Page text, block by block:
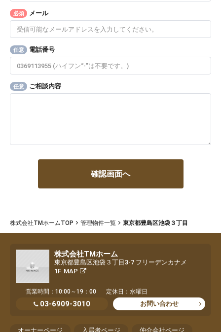
必須 メール
任意 電話番号
任意 ご相談内容
株式会社TMホームTOP 管理物件一覧 東京都豊島区池袋３丁目
株式会社TMホーム
東京都豊島区池袋３丁目3-7 フリーデンカナメ
1F MAP
営業時間：10:00～19：00 定休日：水曜日
03-6909-3010 お問い合わせ
オーナーページ 入居者ページ 仲介会社ページ